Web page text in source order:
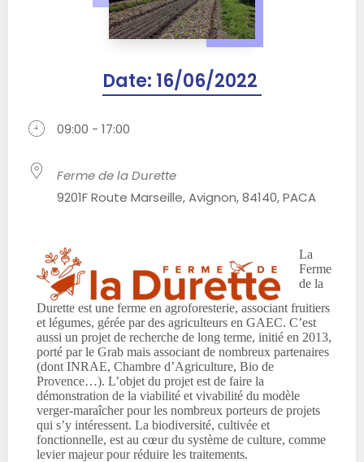
Date: 16/06/2022
09:00 - 17:00
Ferme de la Durette
9201F Route Marseille, Avignon, 84140, PACA
La
Ferme
de la
Durette est une ferme en agroforesterie, associant fruitiers
et légumes, gérée par des agriculteurs en GAEC. C’est
aussi un projet de recherche de long terme, initié en 2013,
porté par le Grab mais associant de nombreux partenaires
(dont INRAE, Chambre d’Agriculture, Bio de
Provence…). L’objet du projet est de faire la
démonstration de la viabilité et vivabilité du modèle
verger-maraîcher pour les nombreux porteurs de projets
qui s’y intéressent. La biodiversité, cultivée et
fonctionnelle, est au cœur du système de culture, comme
levier majeur pour réduire les traitements.